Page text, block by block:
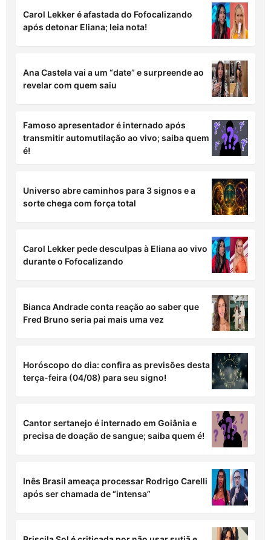
Cantor Netinho sofre acidente doméstico em
meio a tratamento de câncer
Equipe de Edson Gomes atualiza estado de
saúde do cantor
Carol Lekker é afastada do Fofocalizando
após detonar Eliana; leia nota!
revelar com quem saiu
transmitir automutilação ao vivo; saiba quem
é!
Universo abre caminhos para 3 signos e a
sorte chega com força total
Carol Lekker pede desculpas à Eliana ao vivo
durante o Fofocalizando
Bianca Andrade conta reação ao saber que
Fred Bruno seria pai mais uma vez
Horóscopo do dia: confira as previsões desta
terça-feira (04/08) para seu signo!
Cantor sertanejo é internado em Goiânia e